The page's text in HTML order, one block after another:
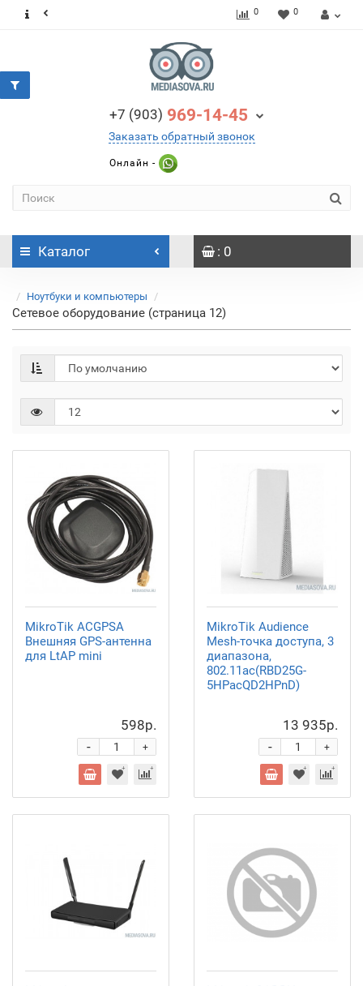
0 0
+7 (903) 969-14-45
Заказать обратный звонок
Онлайн -
Каталог : 0
Ноутбуки и компьютеры
Сетевое оборудование (страница 12)
MikroTik ACGPSA
Внешняя GPS-антенна
для LtAP mini
598р.
+
-
MikroTik Audience
Mesh-точка доступа, 3
диапазона,
802.11ac(RBD25G-
5HPacQD2HPnD)
13 935р.
+
-